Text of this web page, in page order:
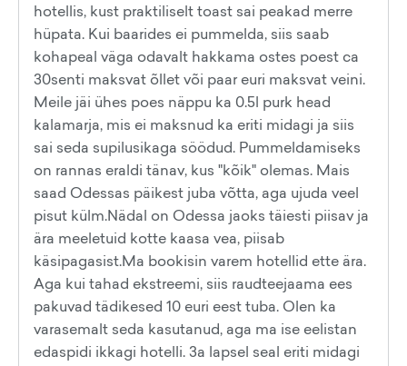
hotellis, kust praktiliselt toast sai peakad merre
hüpata. Kui baarides ei pummelda, siis saab
kohapeal väga odavalt hakkama ostes poest ca
30senti maksvat õllet või paar euri maksvat veini.
Meile jäi ühes poes näppu ka 0.5l purk head
kalamarja, mis ei maksnud ka eriti midagi ja siis
sai seda supilusikaga söödud. Pummeldamiseks
on rannas eraldi tänav, kus "kõik" olemas. Mais
saad Odessas päikest juba võtta, aga ujuda veel
pisut külm.Nädal on Odessa jaoks täiesti piisav ja
ära meeletuid kotte kaasa vea, piisab
käsipagasist.Ma bookisin varem hotellid ette ära.
Aga kui tahad ekstreemi, siis raudteejaama ees
pakuvad tädikesed 10 euri eest tuba. Olen ka
varasemalt seda kasutanud, aga ma ise eelistan
edaspidi ikkagi hotelli. 3a lapsel seal eriti midagi